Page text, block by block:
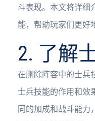
斗表现。本文将详细
能，帮助玩家们更好
2. 了解
在删除阵容中的士兵
士兵技能的作用和效
同的加成和战斗能力